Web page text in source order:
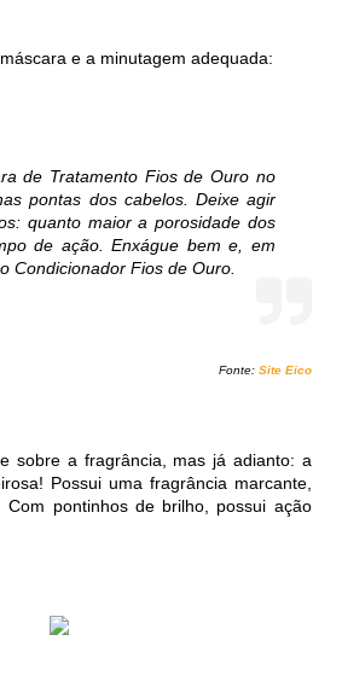
e a minutagem adequada:
de Tratamento Fios de Ouro no
pontas dos cabelos. Deixe agir
quanto maior a porosidade dos
de ação. Enxágue bem e, em
Condicionador Fios de Ouro.
Fonte: Site Eico
sobre a fragrância, mas já adianto: a
Possui uma fragrância marcante,
Com pontinhos de brilho, possui ação